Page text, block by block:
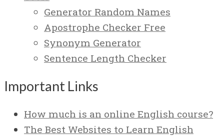
Generator Random Names
Apostrophe Checker Free
Synonym Generator
Sentence Length Checker
Important Links
How much is an online English course?
The Best Websites to Learn English